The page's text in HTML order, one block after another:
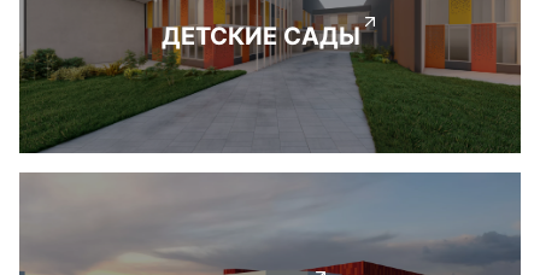
ДЕТСКИЕ САДЫ